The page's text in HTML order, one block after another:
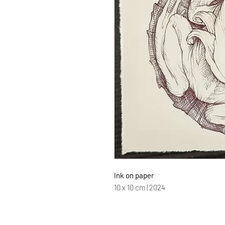
Ink on paper
10 x 10 cm | 2024